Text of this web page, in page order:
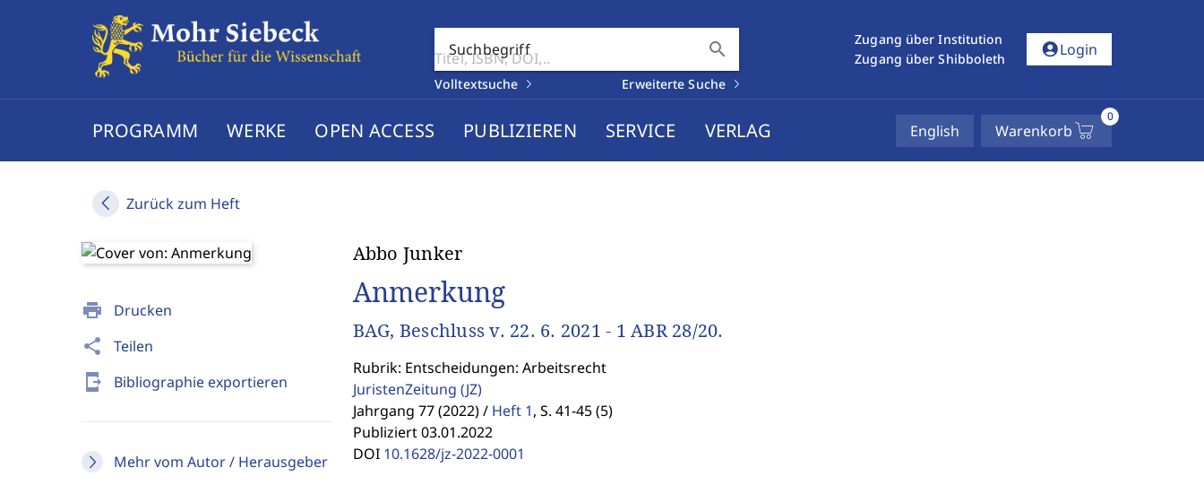
Suchbegriff search
Volltextsuche Erweiterte Suche
Zugang über Institution
Zugang über Shibboleth
account_circleLogin
PROGRAMM WERKE OPEN ACCESS PUBLIZIEREN SERVICE VERLAG English Warenkorb
0
Zurück zum Heft
print Drucken
share Teilen
send_to_mobile Bibliographie exportieren
Mehr vom Autor / Herausgeber
Abbo Junker
Anmerkung
BAG, Beschluss v. 22. 6. 2021 - 1 ABR 28/20.
Rubrik: Entscheidungen: Arbeitsrecht
JuristenZeitung (JZ)
Jahrgang 77 (2022) / Heft 1, S. 41-45 (5)
Publiziert 03.01.2022
DOI 10.1628/jz-2022-0001